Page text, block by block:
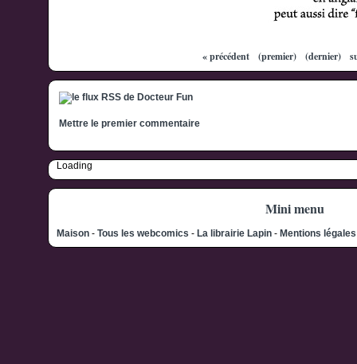
« précédent (premier) (dernier)
Mettre le premier commentaire
Loading
Mini menu
Maison - Tous les webcomics - La librairie Lapin - Mentions